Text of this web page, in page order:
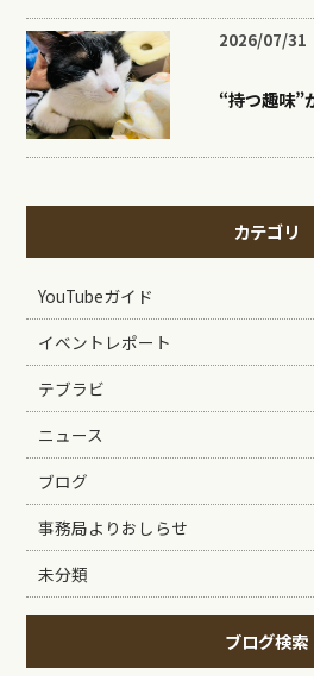
2026/07/31
“持つ趣味”
カテゴリ
YouTubeガイド
イベントレポート
テブラビ
ニュース
ブログ
事務局よりおしらせ
未分類
ブログ検索